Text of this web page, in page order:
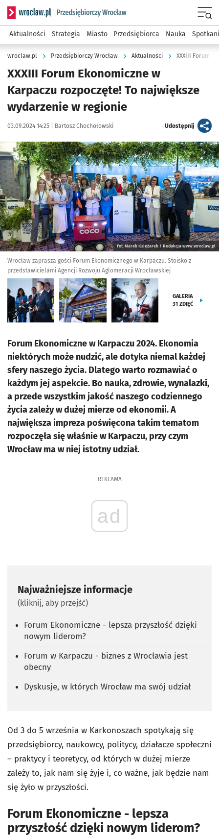
Serwis informacyjny wroclaw.pl podserwis: Strategia
Aktualności Strategia Miasto Przedsiębiorca Nauka
wroclaw.pl Przedsiębiorczy Wrocław Aktualności XXXIII Forum
XXXIII Forum Ekonomiczne w
Karpaczu rozpoczęte! To największe
wydarzenie w regionie
Data publikacji:
03.09.2024 14:25 | Autor:
Bartosz Chochołowski Udostępnijartykuł
Kliknij, aby zobaczyć galerię
Kliknij, aby powiększyć
Fot. Marek Księżarek / Redakcja www.wroclaw.pl
Wrocław zaprasza gości Forum Ekonomicznego w Karpaczu. Stoisko z
przedstawicielami Agencji Rozwoju Aglomeracji Wrocławskiej
GALERIA
31 ZDJĘĆ
Forum Ekonomiczne w Karpaczu 2024. Ekonomia
niektórych może nudzić, ale dotyka niemal każdej
sfery naszego życia. Dlatego warto rozmawiać o
każdym jej aspekcie. Bo nauka, zdrowie, wynalazki,
a przede wszystkim jakość naszego codziennego
życia zależy w dużej mierze od ekonomii. A
największa impreza poświęcona takim tematom
rozpoczęła się właśnie w Karpaczu, przy czym
Wrocław ma w niej istotny udział.
REKLAMA
ad
Najważniejsze informacje
(kliknij, aby przejść)
Forum Ekonomiczne - lepsza przyszłość dzięki
nowym liderom?
Forum w Karpaczu - biznes z Wrocławia jest
obecny
Dyskusje, w których Wrocław ma swój udział
Od 3 do 5 września w Karkonoszach spotykają się
przedsiębiorcy, naukowcy, politycy, działacze społeczni
– praktycy i teoretycy, od których w dużej mierze
zależy to, jak nam się żyje i, co ważne, jak będzie nam
się żyło w przyszłości.
Forum Ekonomiczne - lepsza
przyszłość dzięki nowym liderom?